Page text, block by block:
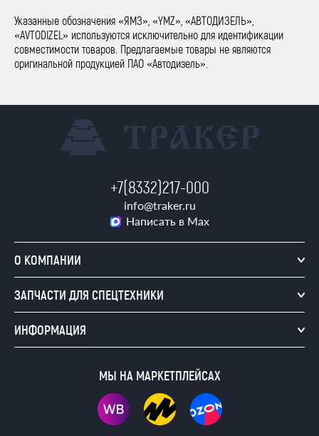
Указанные обозначения «ЯМЗ», «YMZ», «АВТОДИЗЕЛЬ»,
«AVTODIZEL» используются исключительно для идентификации
совместимости товаров. Предлагаемые товары не являются
оригинальной продукцией ПАО «Автодизель».
+7(8332)217-000
info@traker.ru
Написать в Max
О КОМПАНИИ
ЗАПЧАСТИ ДЛЯ СПЕЦТЕХНИКИ
ИНФОРМАЦИЯ
МЫ НА МАРКЕТПЛЕЙСАХ